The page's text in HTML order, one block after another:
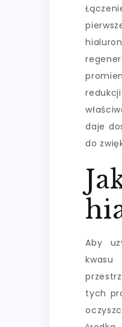
daje
do
Aby
tych